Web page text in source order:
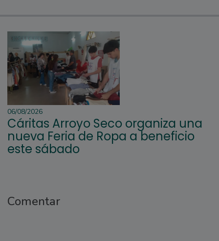
06/08/2026
Cáritas Arroyo Seco organiza una
nueva Feria de Ropa a beneficio
este sábado
Comentar